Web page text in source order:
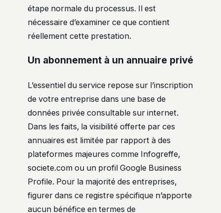
étape normale du processus. Il est
nécessaire d’examiner ce que contient
réellement cette prestation.
Un abonnement à un annuaire privé
L’essentiel du service repose sur l’inscription
de votre entreprise dans une base de
données privée consultable sur internet.
Dans les faits, la visibilité offerte par ces
annuaires est limitée par rapport à des
plateformes majeures comme Infogreffe,
societe.com ou un profil Google Business
Profile. Pour la majorité des entreprises,
figurer dans ce registre spécifique n’apporte
aucun bénéfice en termes de